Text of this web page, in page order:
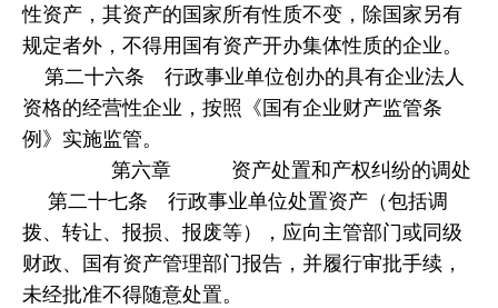
性资产，其资产的国家所有性质不变，除国家另有
规定者外，不得用国有资产开办集体性质的企业。
第二十六条 行政事业单位创办的具有企业法人
资格的经营性企业，按照《国有企业财产监管条
例》实施监管。
第六章 资产处置和产权纠纷的调处
第二十七条 行政事业单位处置资产（包括调
拨、转让、报损、报废等），应向主管部门或同级
财政、国有资产管理部门报告，并履行审批手续，
未经批准不得随意处置。